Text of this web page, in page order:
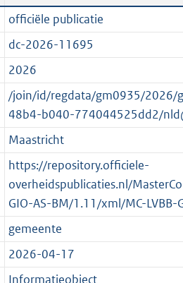
a
n
d
g
r
o
o
t
t
e
:
1
K
b
officiële publicatie
dc-2026-11695
2026
/join/id/regdata/gm0935/2026/
48b4-b040-774044525dd2/
Maastricht
https://repository.officiele-
overheidspublicaties.nl/
GIO-AS-BM/1.11/xml/MC-LVBB-
gemeente
2026-04-17
Informatieobject